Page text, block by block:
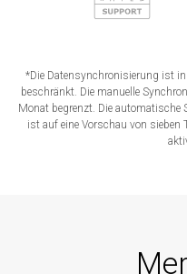
*Die Datensynchronisierung ist
beschränkt. Die manuelle
Monat begrenzt. Die
ist auf eine Vorschau von sieben